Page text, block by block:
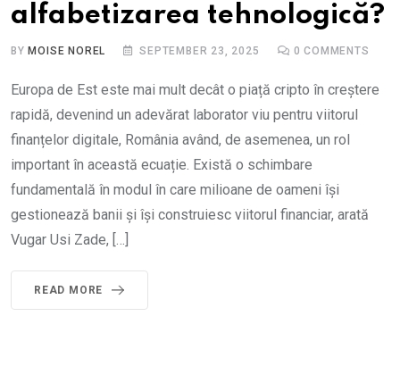
alfabetizarea tehnologică?
BY MOISE NOREL SEPTEMBER 23, 2025 0 COMMENTS
Europa de Est este mai mult decât o piață cripto în creștere
rapidă, devenind un adevărat laborator viu pentru viitorul
finanțelor digitale, România având, de asemenea, un rol
important în această ecuație. Există o schimbare
fundamentală în modul în care milioane de oameni își
gestionează banii și își construiesc viitorul financiar, arată
Vugar Usi Zade, […]
READ MORE